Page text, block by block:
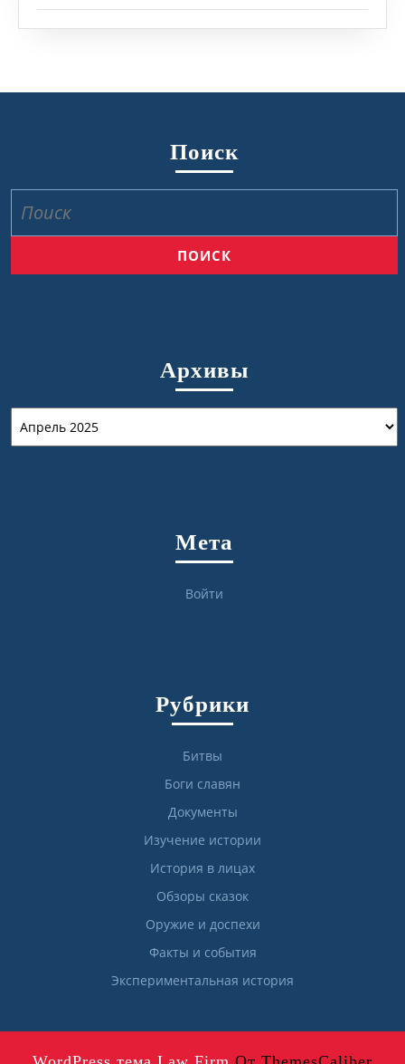
Поиск
Архивы
Мета
Войти
Рубрики
Битвы
Боги славян
Документы
Изучение истории
История в лицах
Обзоры сказок
Оружие и доспехи
Факты и события
Экспериментальная история